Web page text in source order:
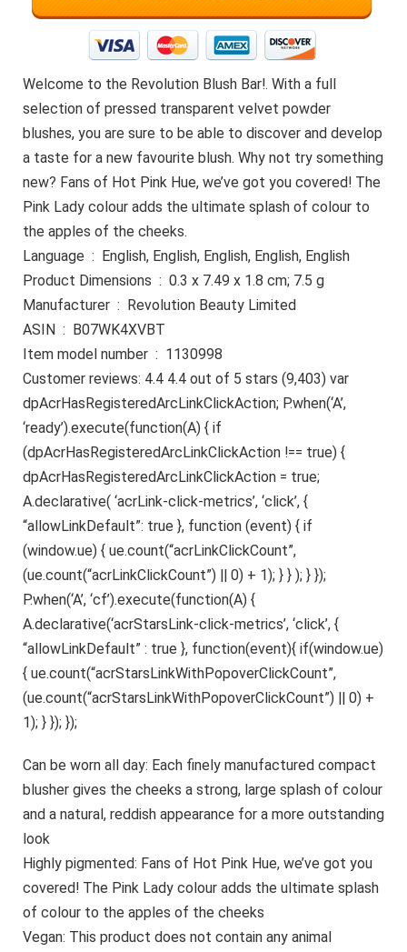
Welcome to the Revolution Blush Bar!. With a full
selection of pressed transparent velvet powder
blushes, you are sure to be able to discover and develop
a taste for a new favourite blush. Why not try something
new? Fans of Hot Pink Hue, we’ve got you covered! The
Pink Lady colour adds the ultimate splash of colour to
the apples of the cheeks.
Language ‏ : ‎ English, English, English, English, English
Product Dimensions ‏ : ‎ 0.3 x 7.49 x 1.8 cm; 7.5 g
Manufacturer ‏ : ‎ Revolution Beauty Limited
ASIN ‏ : ‎ B07WK4XVBT
Item model number ‏ : ‎ 1130998
Customer reviews: 4.4 4.4 out of 5 stars (9,403) var
dpAcrHasRegisteredArcLinkClickAction; P.when(‘A’,
‘ready’).execute(function(A) { if
(dpAcrHasRegisteredArcLinkClickAction !== true) {
dpAcrHasRegisteredArcLinkClickAction = true;
A.declarative( ‘acrLink-click-metrics’, ‘click’, {
“allowLinkDefault”: true }, function (event) { if
(window.ue) { ue.count(“acrLinkClickCount”,
(ue.count(“acrLinkClickCount”) || 0) + 1); } } ); } });
P.when(‘A’, ‘cf’).execute(function(A) {
A.declarative(‘acrStarsLink-click-metrics’, ‘click’, {
“allowLinkDefault” : true }, function(event){ if(window.ue)
{ ue.count(“acrStarsLinkWithPopoverClickCount”,
(ue.count(“acrStarsLinkWithPopoverClickCount”) || 0) +
1); } }); });
Can be worn all day: Each finely manufactured compact
blusher gives the cheeks a strong, large splash of colour
and a natural, reddish appearance for a more outstanding
look
Highly pigmented: Fans of Hot Pink Hue, we’ve got you
covered! The Pink Lady colour adds the ultimate splash
of colour to the apples of the cheeks
Vegan: This product does not contain any animal